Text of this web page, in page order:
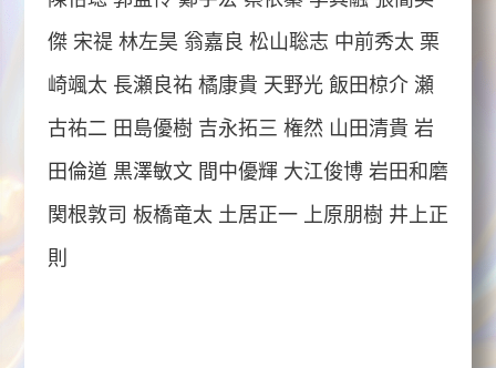
傑 宋禔 林左昊 翁嘉良 松山聡志 中前秀太 栗
崎颯太 長瀬良祐 橘康貴 天野光 飯田椋介 瀬
古祐二 田島優樹 吉永拓三 権然 山田清貴 岩
田倫道 黒澤敏文 間中優輝 大江俊博 岩田和磨
関根敦司 板橋竜太 土居正一 上原朋樹 井上正
則